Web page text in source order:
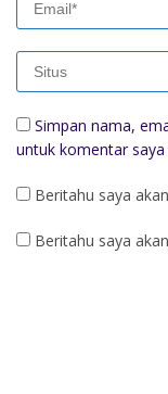
Simpan nama,
untuk komentar saya
Beritahu saya
Beritahu saya